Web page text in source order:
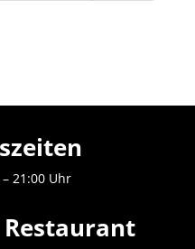
21:00 Uhr
Restaurant